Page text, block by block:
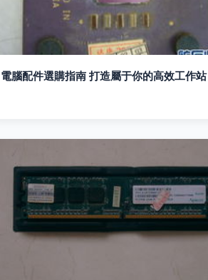
電腦配件選購指南 打造屬于你的高效工作站